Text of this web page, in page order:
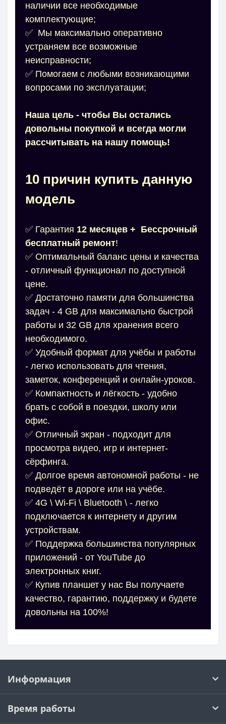
наличии все необходимые
комплектующие;
✅ Мы максимально оперативно
устраняем все возможные
неисправности;
✅ Помогаем с любыми возникающими
вопросами по эксплуатации;
Наша цель - чтобы Вы остались
довольны покупкой и всегда могли
рассчитывать на нашу помощь!
10 причин купить данную
модель
✅ Гарантия 12 месяцев + Бессрочный
бесплатный ремонт!
✅ Оптимальный баланс цены и качества
- отличный функционал по доступной
цене.
✅ Достаточно памяти для большинства
задач - 4 GB для максимально быстрой
работы и 32 GB для хранения всего
необходимого.
✅ Удобный формат для учёбы и работы
- легко использовать для чтения,
заметок, конференций и онлайн-уроков.
✅ Компактность и лёгкость - удобно
брать с собой в поездки, школу или
офис.
✅ Отличный экран - подходит для
просмотра видео, игр и интернет-
сёрфинга.
✅ Долгое время автономной работы - не
подведёт в дороге или на учёбе.
✅ 4G \ Wi-Fi \ Bluetooth \ - легко
подключается к интернету и другим
устройствам.
✅ Поддержка большинства популярных
приложений - от YouTube до
электронных книг.
✅ Купив планшет у нас Вы получаете
качество, гарантию, поддержку и будете
довольны на 100%!
Информация
Время работы